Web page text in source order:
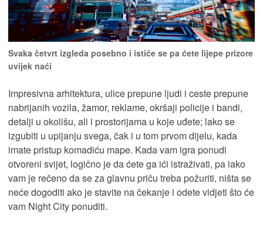
Svaka četvrt izgleda posebno i ističe se pa ćete lijepe prizore
uvijek naći
Impresivna arhitektura, ulice prepune ljudi i ceste prepune
nabrijanih vozila, žamor, reklame, okršaji policije i bandi,
detalji u okolišu, ali i prostorijama u koje uđete; lako se
izgubiti u upijanju svega, čak i u tom prvom dijelu, kada
imate pristup komadiću mape. Kada vam igra ponudi
otvoreni svijet, logično je da ćete ga ići istraživati, pa iako
vam je rečeno da se za glavnu priču treba požuriti, ništa se
neće dogoditi ako je stavite na čekanje i odete vidjeti što će
vam Night City ponuditi.